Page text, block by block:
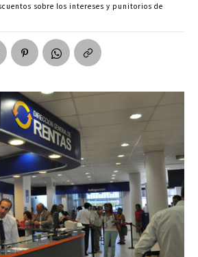
sobre los intereses y punitorios de